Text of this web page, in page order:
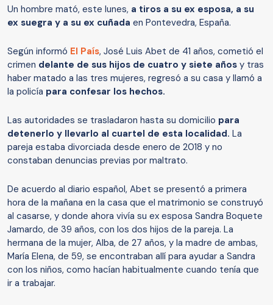
Un hombre mató, este lunes, a tiros a su ex esposa, a su
ex suegra y a su ex cuñada en Pontevedra, España.
Según informó El País, José Luis Abet de 41 años, cometió el
crimen delante de sus hijos de cuatro y siete años y tras
haber matado a las tres mujeres, regresó a su casa y llamó a
la policía para confesar los hechos.
Las autoridades se trasladaron hasta su domicilio para
detenerlo y llevarlo al cuartel de esta localidad. La
pareja estaba divorciada desde enero de 2018 y no
constaban denuncias previas por maltrato.
De acuerdo al diario español, Abet se presentó a primera
hora de la mañana en la casa que el matrimonio se construyó
al casarse, y donde ahora vivía su ex esposa Sandra Boquete
Jamardo, de 39 años, con los dos hijos de la pareja. La
hermana de la mujer, Alba, de 27 años, y la madre de ambas,
María Elena, de 59, se encontraban allí para ayudar a Sandra
con los niños, como hacían habitualmente cuando tenía que
ir a trabajar.